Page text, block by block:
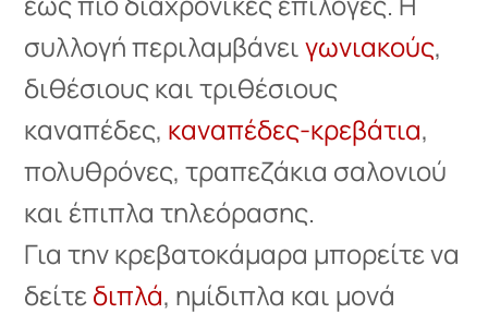
συλλογή περιλαμβάνειγωνιακούς,
διθέσιους και τριθέσιους
καναπέδες, καναπέδες-κρεβάτια,
πολυθρόνες, τραπεζάκια σαλονιού
και έπιπλα τηλεόρασης.
Για την κρεβατοκάμαρα μπορείτε να
δείτεδιπλά, ημίδιπλα και μονά